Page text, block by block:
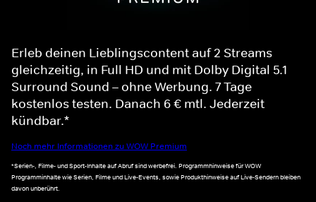
Erleb deinen Lieblingscontent auf 2 Streams
gleichzeitig, in Full HD und mit Dolby Digital 5.1
Surround Sound – ohne Werbung. 7 Tage
kostenlos testen. Danach 6 € mtl. Jederzeit
kündbar.*
Noch mehr Informationen zu WOW Premium
*Serien-, Filme- und Sport-Inhalte auf Abruf sind werbefrei. Programmhinweise für WOW
Programminhalte wie Serien, Filme und Live-Events, sowie Produkthinweise auf Live-Sendern bleiben
davon unberührt.